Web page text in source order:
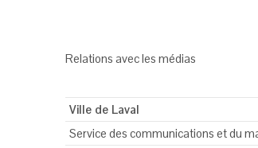
Relations avec les médias
Ville de Laval
Service des communications et du